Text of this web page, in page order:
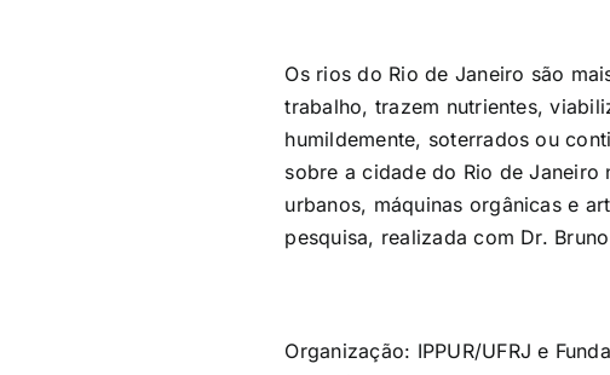
Os rios do Rio de Janeiro são
trabalho, trazem nutrientes,
humildemente, soterrados ou
sobre a cidade do Rio de
urbanos, máquinas orgânicas e
pesquisa, realizada com Dr.
Organização: IPPUR/UFRJ e